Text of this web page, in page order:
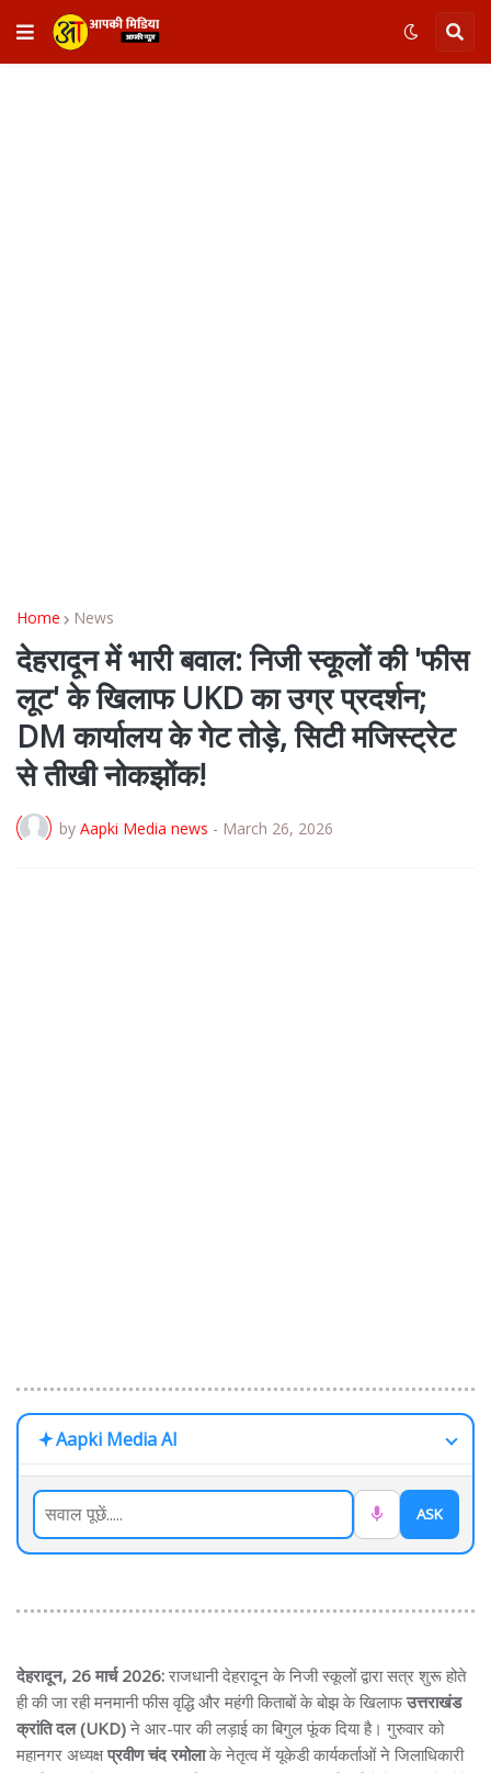
Home News
देहरादून में भारी बवाल: निजी स्कूलों की 'फीस
लूट' के खिलाफ UKD का उग्र प्रदर्शन;
DM कार्यालय के गेट तोड़े, सिटी मजिस्ट्रेट
से तीखी नोकझोंक!
by Aapki Media news - March 26, 2026
Aapki Media AI
ASK
देहरादून, 26 मार्च 2026: राजधानी देहरादून के निजी स्कूलों द्वारा सत्र शुरू होते
ही की जा रही मनमानी फीस वृद्धि और महंगी किताबों के बोझ के खिलाफ उत्तराखंड
क्रांति दल (UKD) ने आर-पार की लड़ाई का बिगुल फूंक दिया है। गुरुवार को
महानगर अध्यक्षप्रवीण चंद रमोलाके नेतृत्व में यूकेडी कार्यकर्ताओं ने जिलाधिकारी